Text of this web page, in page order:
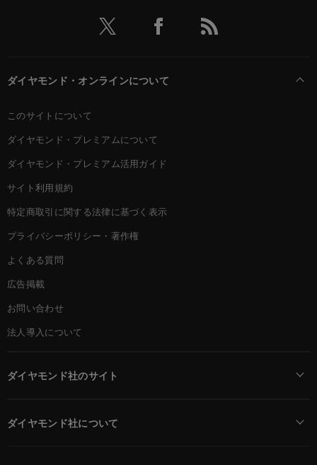
ダイヤモンド・オンラインについて
このサイトについて
ダイヤモンド・プレミアムについて
ダイヤモンド・プレミアム活用ガイド
サイト利用規約
特定商取引に関する法律に基づく表示
プライバシーポリシー・著作権
よくある質問
広告掲載
お問い合わせ
法人導入について
ダイヤモンド社のサイト
ダイヤモンド社について